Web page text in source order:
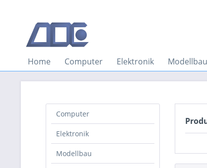
Home Computer Elektronik Modellbau
Computer
Elektronik
Modellbau